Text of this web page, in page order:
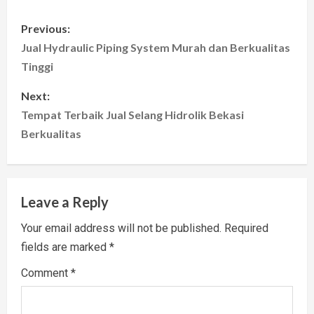
P
o
t
n
a
v
i
g
a
Previous:
Jual Hydraulic Piping System Murah dan Berkualitas
Tinggi
Next:
Tempat Terbaik Jual Selang Hidrolik Bekasi
Berkualitas
Leave a Reply
Your email address will not be published. Required
fields are marked *
Comment *